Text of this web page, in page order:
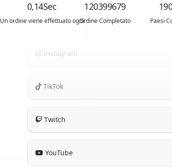
0,14Sec
Un ordine viene effettuato ogni
120399679
Ordine Completato Paesi
Instagram
TikTok
Twitch
YouTube